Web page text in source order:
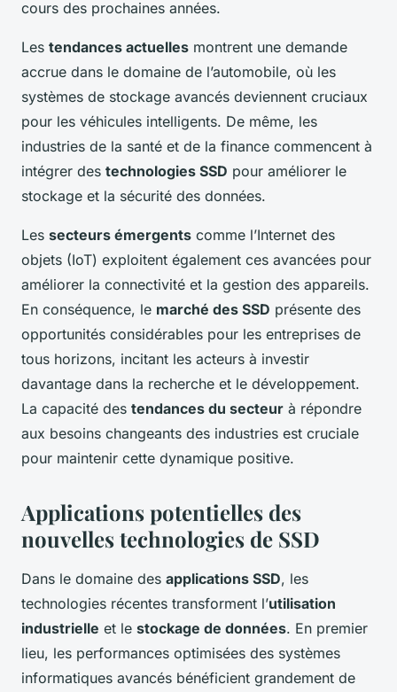
cours des prochaines années.
Les tendances actuelles montrent une demande
accrue dans le domaine de l’automobile, où les
systèmes de stockage avancés deviennent cruciaux
pour les véhicules intelligents. De même, les
industries de la santé et de la finance commencent à
intégrer des technologies SSD pour améliorer le
stockage et la sécurité des données.
Les secteurs émergents comme l’Internet des
objets (IoT) exploitent également ces avancées pour
améliorer la connectivité et la gestion des appareils.
En conséquence, le marché des SSD présente des
opportunités considérables pour les entreprises de
tous horizons, incitant les acteurs à investir
davantage dans la recherche et le développement.
La capacité des tendances du secteur à répondre
aux besoins changeants des industries est cruciale
pour maintenir cette dynamique positive.
Applications potentielles des
nouvelles technologies de SSD
Dans le domaine des applications SSD, les
technologies récentes transforment l’utilisation
industrielle et le stockage de données. En premier
lieu, les performances optimisées des systèmes
informatiques avancés bénéficient grandement de